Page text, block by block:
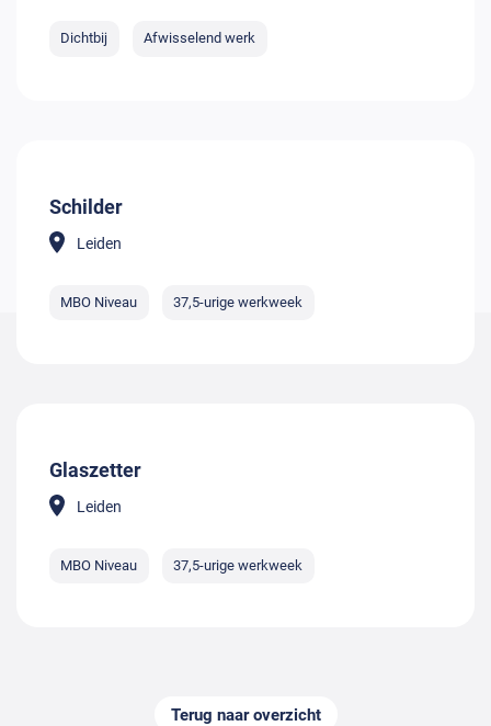
Dichtbij Afwisselend werk
Schilder
Leiden
MBO Niveau 37,5-urige werkweek
Glaszetter
Leiden
MBO Niveau 37,5-urige werkweek
Terug naar overzicht